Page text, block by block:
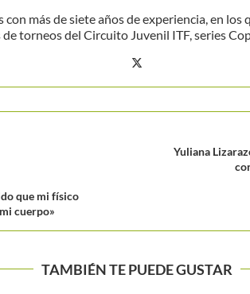
más de siete años de experiencia, en
torneos del Circuito Juvenil ITF, series
que mi físico
cuerpo»
Yuliana
TAMBIÉN TE PUEDE GUSTAR